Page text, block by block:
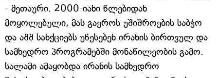
- მეთაური. 2000-იანი წლებიდან
მოყოლებული, მას გაეროს უშიშროების საბჭო
და აშშ სანქციებს უწესებენ ირანის ბირთვულ და
სამხედრო პროგრამებში მონაწილეობის გამო.
სალამი ამაყობდა ირანის სამხედრო